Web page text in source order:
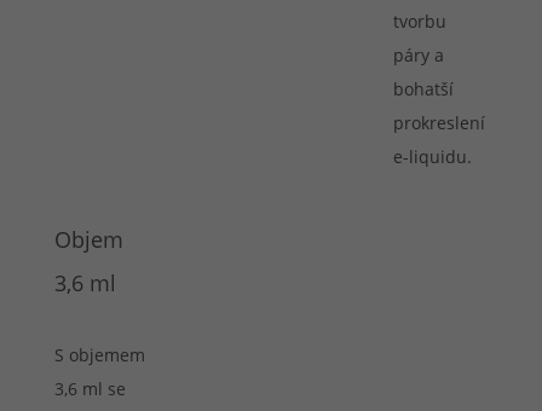
tvorbu
páry a
bohatší
prokreslení
e-liquidu.
Objem
3,6 ml
S objemem
3,6 ml se